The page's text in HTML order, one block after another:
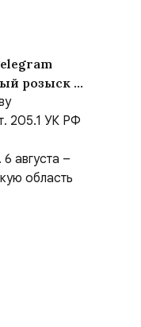
розыск по
205.1 УК РФ